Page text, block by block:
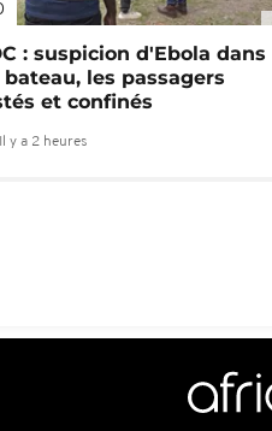
: suspicion d'Ebola dans
bateau, les passagers
et confinés
Il y a 2 heures